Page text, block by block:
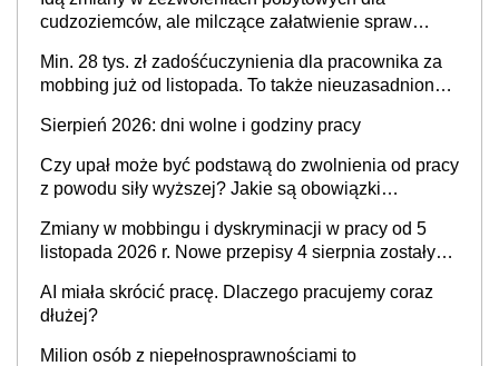
stosunku pracy
cudzoziemców, ale milczące załatwienie spraw
Min. 28 tys. zł zadośćuczynienia dla pracownika za
mobbing już od listopada. To także nieuzasadniona
Sierpień 2026: dni wolne i godziny pracy
Czy upał może być podstawą do zwolnienia od pracy
z powodu siły wyższej? Jakie są obowiązki
Zmiany w mobbingu i dyskryminacji w pracy od 5
listopada 2026 r. Nowe przepisy 4 sierpnia zostały
AI miała skrócić pracę. Dlaczego pracujemy coraz
dłużej?
Milion osób z niepełnosprawnościami to